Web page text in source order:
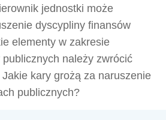
jednostki może
dyscypliny finansów
elementy w zakresie
należy zwrócić
kary grożą za naruszenie
publicznych?